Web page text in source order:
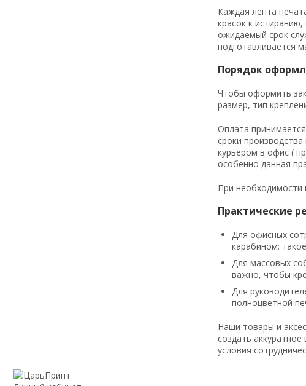
Каждая лента
красок к
ожидаемый срок
подготавливается
Порядок
Чтобы оформить
размер, тип
Оплата
сроки
курьером в офис (
особенно данная
При
Практические
Для офисных
карабином:
Для массовых
важно, чтобы
Для
полноцветной
Наши товары и
создать
условия